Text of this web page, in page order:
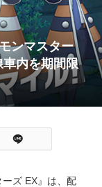
ンマスター
内を期間限
ズ EX』は、配